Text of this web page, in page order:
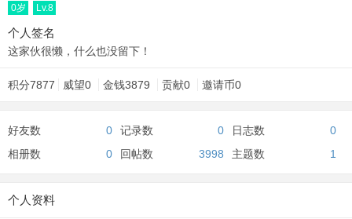
0岁 Lv.8
个人签名
这家伙很懒，什么也没留下！
积分7877 威望0 金钱3879 贡献0 邀请币0
好友数 0 记录数 0 日志数
0
相册数
0 回帖数 3998 主题数 1
个人资料